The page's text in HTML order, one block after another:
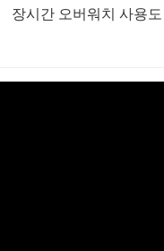
장시간 오버워치 사용